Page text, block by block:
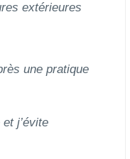
extérieures
une pratique
j’évite